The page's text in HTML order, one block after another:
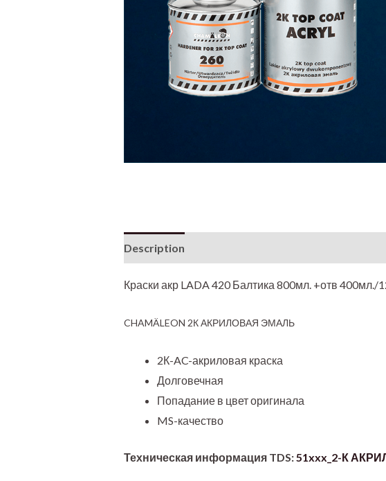
Description
Краски акр LADA 420 Балтика 800мл. +отв
CHAMÄLEON 2К АКРИЛОВАЯ ЭМАЛЬ
2К-AC-акриловая краска
Долговечная
Попадание в цвет оригинала
MS-качество
Техническая информация TDS:51xxx_2-К